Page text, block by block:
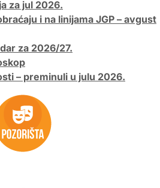
za jul 2026.
i na linijama JGP – avgust
za 2026/27.
– preminuli u julu 2026.